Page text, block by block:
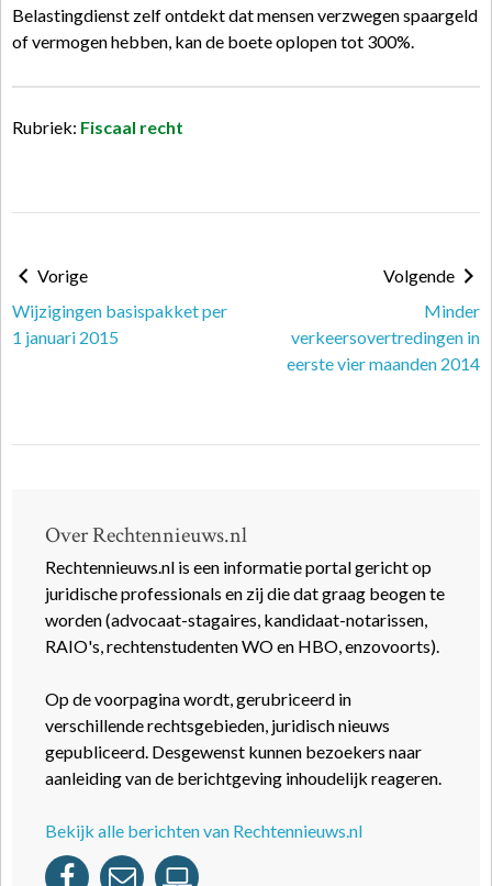
Belastingdienst zelf ontdekt dat mensen verzwegen spaargeld
of vermogen hebben, kan de boete oplopen tot 300%.
Rubriek: Fiscaal recht
Vorige
Wijzigingen basispakket per
1 januari 2015
Volgende
Minder
verkeersovertredingen in
eerste vier maanden 2014
Over Rechtennieuws.nl
Rechtennieuws.nl is een informatie portal gericht op
juridische professionals en zij die dat graag beogen te
worden (advocaat-stagaires, kandidaat-notarissen,
RAIO's, rechtenstudenten WO en HBO, enzovoorts).
Op de voorpagina wordt, gerubriceerd in
verschillende rechtsgebieden, juridisch nieuws
gepubliceerd. Desgewenst kunnen bezoekers naar
aanleiding van de berichtgeving inhoudelijk reageren.
Bekijk alle berichten van Rechtennieuws.nl